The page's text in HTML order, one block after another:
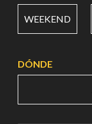
WEEKEND
DÓNDE